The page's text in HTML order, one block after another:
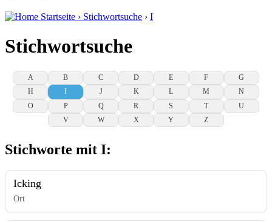
Startseite › Stichwortsuche › I
Stichwortsuche
A B C D E F
G
H
I J K L M
N
O
P Q R S T
U
V
W X Y Z
Stichworte mit I:
Icking
Ort